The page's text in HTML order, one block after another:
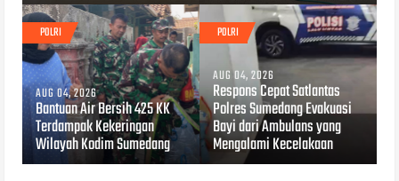
POLRI
AUG 04, 2026
Bantuan Air Bersih 425 KK
Terdampak Kekeringan
Wilayah Kodim Sumedang
POLRI
AUG 04, 2026
Respons Cepat Satlantas
Polres Sumedang Evakuasi
Bayi dari Ambulans yang
Mengalami Kecelakaan